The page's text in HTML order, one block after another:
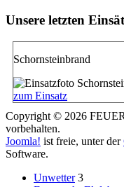
Unsere letzten
Schornsteinbrand
zum Einsatz
Copyright © 2026
vorbehalten.
Joomla! ist freie, unter der
Software.
Unwetter 3